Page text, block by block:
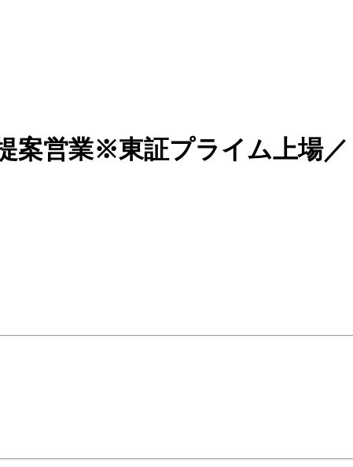
案営業※東証プライム上場／